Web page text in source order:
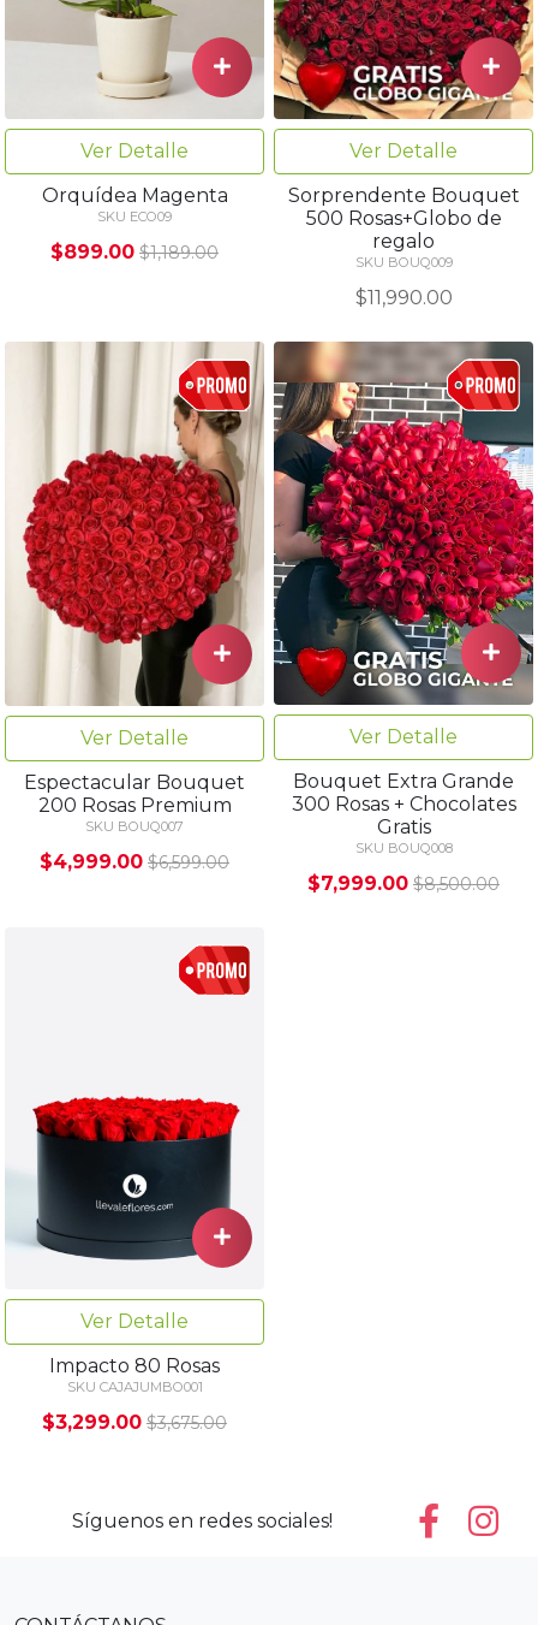
Ver Detalle
Orquídea Magenta
SKU ECO09
$899.00 $1,189.00
Ver Detalle
Sorprendente Bouquet
500 Rosas+Globo de
regalo
SKU BOUQ009
$11,990.00
Ver Detalle
Espectacular Bouquet
200 Rosas Premium
SKU BOUQ007
$4,999.00 $6,599.00
Ver Detalle
Bouquet Extra Grande
300 Rosas + Chocolates
Gratis
SKU BOUQ008
$7,999.00 $8,500.00
Ver Detalle
Impacto 80 Rosas
SKU CAJAJUMBO001
$3,299.00 $3,675.00
Síguenos en redes sociales!